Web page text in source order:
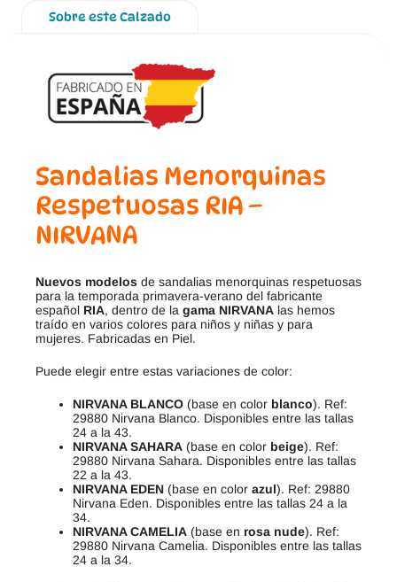
Sobre este Calzado
Sandalias Menorquinas
Respetuosas RIA –
NIRVANA
Nuevos modelos de sandalias menorquinas respetuosas
para la temporada primavera-verano del fabricante
español RIA, dentro de la gama NIRVANA las hemos
traído en varios colores para niños y niñas y para
mujeres. Fabricadas en Piel.
Puede elegir entre estas variaciones de color:
NIRVANA BLANCO (base en color blanco). Ref:
29880 Nirvana Blanco. Disponibles entre las tallas
24 a la 43.
NIRVANA SAHARA (base en color beige). Ref:
29880 Nirvana Sahara. Disponibles entre las tallas
22 a la 43.
NIRVANA EDEN (base en color azul). Ref: 29880
Nirvana Eden. Disponibles entre las tallas 24 a la
34.
NIRVANA CAMELIA (base en rosa nude). Ref:
29880 Nirvana Camelia. Disponibles entre las tallas
24 a la 34.